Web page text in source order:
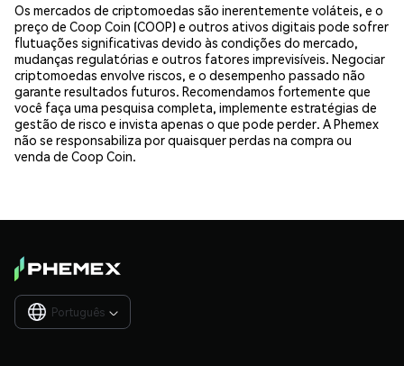
Os mercados de criptomoedas são inerentemente voláteis, e o
preço de Coop Coin (COOP) e outros ativos digitais pode sofrer
flutuações significativas devido às condições do mercado,
mudanças regulatórias e outros fatores imprevisíveis. Negociar
criptomoedas envolve riscos, e o desempenho passado não
garante resultados futuros. Recomendamos fortemente que
você faça uma pesquisa completa, implemente estratégias de
gestão de risco e invista apenas o que pode perder. A Phemex
não se responsabiliza por quaisquer perdas na compra ou
venda de Coop Coin.
Português 